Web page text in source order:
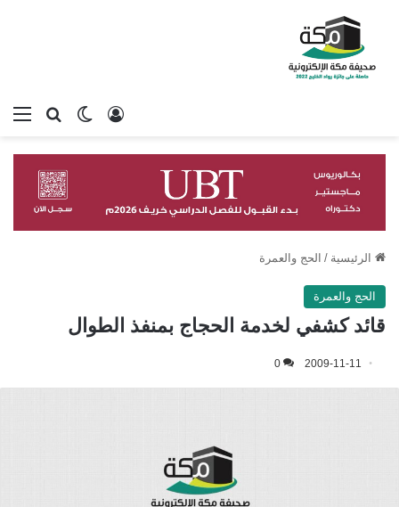
بحثالوضع
تسجيل الدخول
الرئيسية / الحج والعمرة
الحج والعمرة
قائد كشفي لخدمة الحجاج بمنفذ الطوال
2009-11-11
0